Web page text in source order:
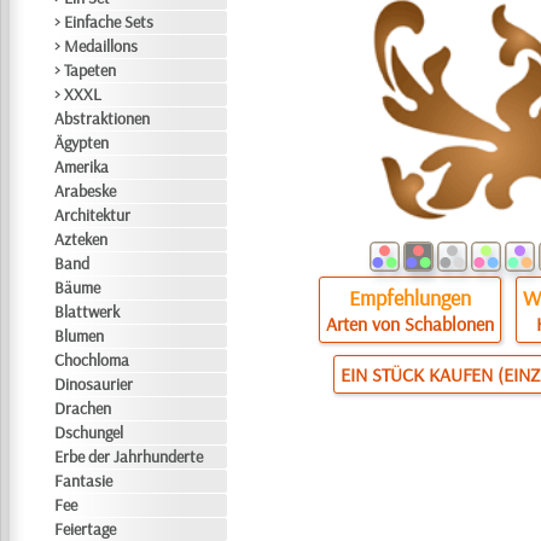
> Einfache Sets
> Medaillons
> Tapeten
> XXXL
Abstraktionen
Ägypten
Amerika
Arabeske
Architektur
Azteken
Band
Bäume
Blattwerk
Blumen
Chochloma
Dinosaurier
Drachen
Dschungel
Erbe der Jahrhunderte
Fantasie
Fee
Feiertage
Empfehlungen
Arten von Schablonen
EIN STÜCK KAUFEN